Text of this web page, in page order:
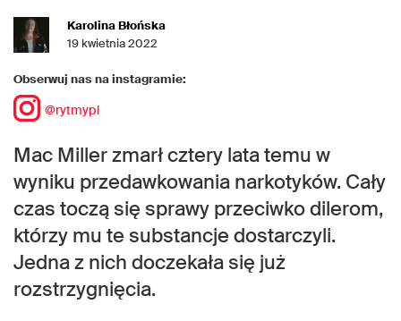
Karolina Błońska
19 kwietnia 2022
Obserwuj nas na instagramie:
@rytmypl
Mac Miller zmarł cztery lata temu w
wyniku przedawkowania narkotyków. Cały
czas toczą się sprawy przeciwko dilerom,
którzy mu te substancje dostarczyli.
Jedna z nich doczekała się już
rozstrzygnięcia.